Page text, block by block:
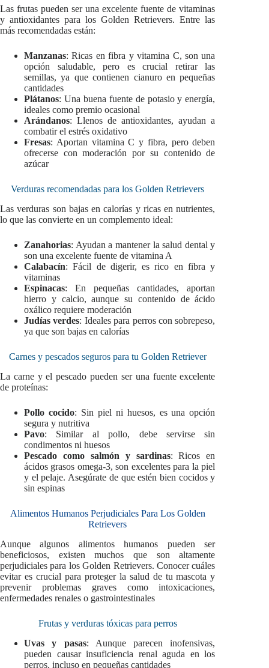
Las frutas pueden ser una excelente fuente de vitaminas
y antioxidantes para los Golden Retrievers. Entre las
más recomendadas están:
Manzanas: Ricas en fibra y vitamina C, son una
opción saludable, pero es crucial retirar las
semillas, ya que contienen cianuro en pequeñas
cantidades
Plátanos: Una buena fuente de potasio y energía,
ideales como premio ocasional
Arándanos: Llenos de antioxidantes, ayudan a
combatir el estrés oxidativo
Fresas: Aportan vitamina C y fibra, pero deben
ofrecerse con moderación por su contenido de
azúcar
Verduras recomendadas para los Golden Retrievers
Las verduras son bajas en calorías y ricas en nutrientes,
lo que las convierte en un complemento ideal:
Zanahorias: Ayudan a mantener la salud dental y
son una excelente fuente de vitamina A
Calabacín: Fácil de digerir, es rico en fibra y
vitaminas
Espinacas: En pequeñas cantidades, aportan
hierro y calcio, aunque su contenido de ácido
oxálico requiere moderación
Judías verdes: Ideales para perros con sobrepeso,
ya que son bajas en calorías
Carnes y pescados seguros para tu Golden Retriever
La carne y el pescado pueden ser una fuente excelente
de proteínas:
Pollo cocido: Sin piel ni huesos, es una opción
segura y nutritiva
Pavo: Similar al pollo, debe servirse sin
condimentos ni huesos
Pescado como salmón y sardinas: Ricos en
ácidos grasos omega-3, son excelentes para la piel
y el pelaje. Asegúrate de que estén bien cocidos y
sin espinas
Alimentos Humanos Perjudiciales Para Los Golden
Retrievers
Aunque algunos alimentos humanos pueden ser
beneficiosos, existen muchos que son altamente
perjudiciales para los Golden Retrievers. Conocer cuáles
evitar es crucial para proteger la salud de tu mascota y
prevenir problemas graves como intoxicaciones,
enfermedades renales o gastrointestinales
Frutas y verduras tóxicas para perros
Uvas y pasas: Aunque parecen inofensivas,
pueden causar insuficiencia renal aguda en los
perros, incluso en pequeñas cantidades